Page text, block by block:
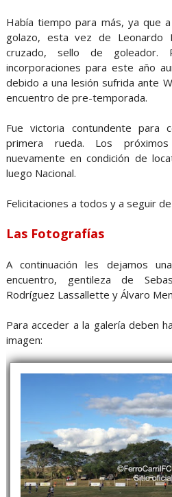
Había tiempo para más, ya que
golazo, esta vez de Leonardo
cruzado, sello de
incorporaciones para este año
debido a una lesión sufrida ante
encuentro de pre-temporada.
Fue victoria contundente para
primera rueda. Los
nuevamente en condición de
luego Nacional.
Felicitaciones a todos y a seguir
Las Fotografías
A continuación les dejamos
encuentro, gentileza de
Rodríguez Lassallette y Álvaro
Para acceder a la galería deben
imagen: